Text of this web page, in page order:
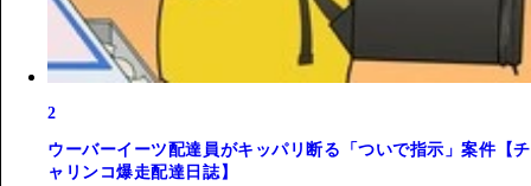
2
ウーバーイーツ配達員がキッパリ断る「ついで指示」案件【チ
ャリンコ爆走配達日誌】